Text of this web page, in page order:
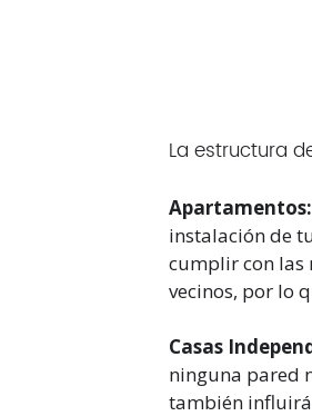
La estructura
Apartamentos:
instalación de
cumplir con las
vecinos, por lo
Casas
ninguna pared
también